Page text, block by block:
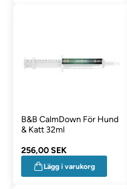
B&B CalmDown För Hund
& Katt 32ml
256,00 SEK
Lägg i varukorg